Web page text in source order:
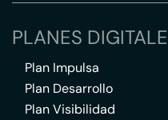
PLANES
Plan Impulsa
Plan Desarrollo
Plan Visibilidad